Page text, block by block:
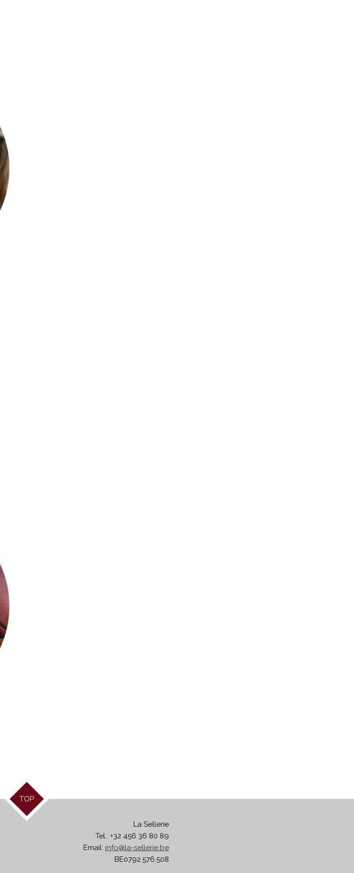
TOP
La Sellerie
Tel.: +32 456 36 80 89
Email: info@la-sellerie.be
BE0792.576.508